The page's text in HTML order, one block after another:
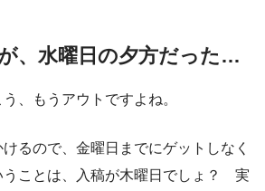
、水曜日の夕方だった…
、もうアウトですよね。
るので、金曜日までにゲットしなく
うことは、入稿が木曜日でしょ？ 実